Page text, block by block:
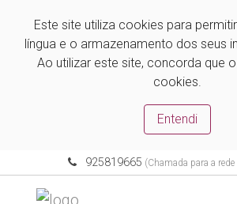
Este site utiliza cookies para
língua e o armazenamento dos seus
Ao utilizar este site, concorda que
cookies.
Entendi
925819665 (Chamada para a